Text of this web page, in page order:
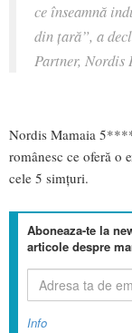
ce înseamnă
din țară”, a
Partner, Nordis
Nordis Mamaia
românesc ce oferă o
cele 5 simțuri.
Aboneaza-te la
articole despre
Info